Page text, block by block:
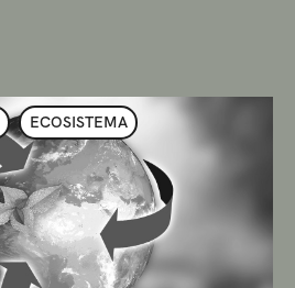
ECOSISTEMA